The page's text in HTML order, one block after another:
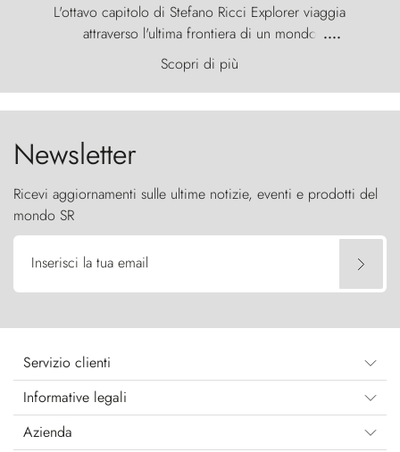
L'ottavo capitolo di Stefano Ricci Explorer viaggia
attraverso l'ultima frontiera di un mondo
primordiale, dove il vento scolpisce la natura con
furia ancestrale e le Torres del Paine sfidano il
cielo come sentinelle di pietra.
....
Scopri di più
Newsletter
Ricevi aggiornamenti sulle ultime notizie, eventi e prodotti del
mondo SR
Inserisci la tua email
Servizio clienti
Informative legali
Azienda